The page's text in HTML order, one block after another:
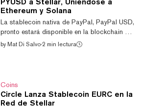
con una baja del 5,1%, según CoinGecko.
Ethereum (ETH) declinó 2,6%, Chainlink
(LINK) cayó 3,3%, y Dogecoin (DOGE) bajó
1,5% en la...
Ethereum y Solana
La stablecoin nativa de PayPal, PayPal USD,
pronto estará disponible en la blockchain de
Stellar, tras lograr aprobación regulatoria. El
aprobado por el Departamento de Servicios
Financieros del Estado de Nueva York.
by Mat Di Salvo·2 min lectura
Coins
Circle Lanza Stablecoin EURC en la
Red de Stellar